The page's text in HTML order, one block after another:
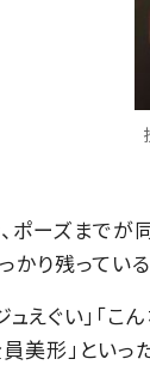
ポーズまでが
かり残ってい
えぐい」「こ
員美形」とい